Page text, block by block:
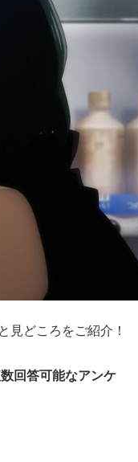
見どころをご紹介！
回答可能なアンケ